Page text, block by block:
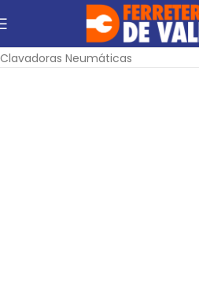
Carpintería Neumáticas
Clavadoras Neumáticas